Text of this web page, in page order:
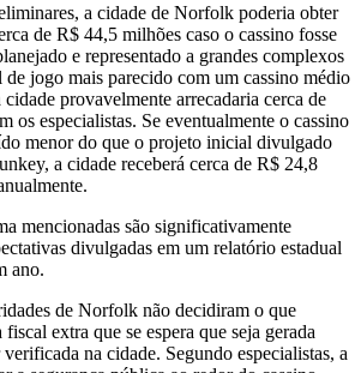
a cidade de Norfolk poderia obter
de R$ 44,5 milhões caso o cassino fosse
e representado a grandes complexos
de jogo mais parecido com um cassino médio
provavelmente arrecadaria cerca de
os especialistas. Se eventualmente o cassino
menor do que o projeto inicial divulgado
a cidade receberá cerca de R$ 24,8
mencionadas são significativamente
divulgadas em um relatório estadual
ano.
de Norfolk não decidiram o que
extra que se espera que seja gerada
na cidade. Segundo especialistas, a